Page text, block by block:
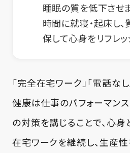
睡眠の質を低下させ
時間に就寝・起床し
保して心身をリフレッ
「完全在宅ワーク」「電話な
健康は仕事のパフォーマン
の対策を講じることで、心
在宅ワークを継続し、生産